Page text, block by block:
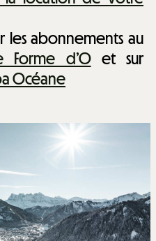
les abonnements au
Forme d’Oet sur
Océane